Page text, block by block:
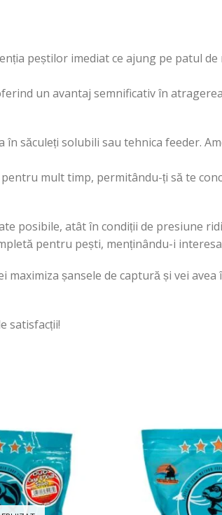
peștilor imediat ce ajung pe patul
un avantaj semnificativ în
săculeți solubili sau tehnica feeder.
mult timp, permitându-ți să te
posibile, atât în condiții de presiune
pentru pești, menținându-i
maximiza șansele de captură și vei
satisfacții!